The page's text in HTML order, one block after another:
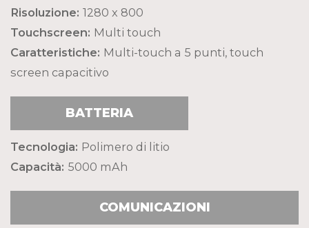
Risoluzione: 1280 x 800
Touchscreen: Multi touch
Caratteristiche: Multi-touch a 5 punti, touch
screen capacitivo
BATTERIA
Tecnologia: Polimero di litio
Capacità: 5000 mAh
COMUNICAZIONI